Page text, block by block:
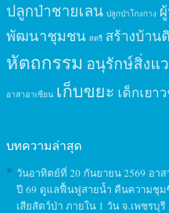
ปลูกป่าชายเลน ปลูกป่าโกงกาง
พัฒนาชุมชน สตรี สร้างบ้าน
หัตถกรรม อนุรักษ์สิ่งแ
อาสาอาเซียน เก็บขยะ เด็กเยา
บทความล่าสุด
วันอาทิตย์ที่ 20 กันยายน 2569 อาส
ปี 69 ดูแลฟื้นฟูสายน้ำ คืนความชุม
เสียสัตว์ป่า ภายใน 1 วัน จ.เพชรบุรี